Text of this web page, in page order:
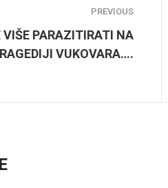
PREVIOUS
VIŠE PARAZITIRATI NA
VUKOVARA….